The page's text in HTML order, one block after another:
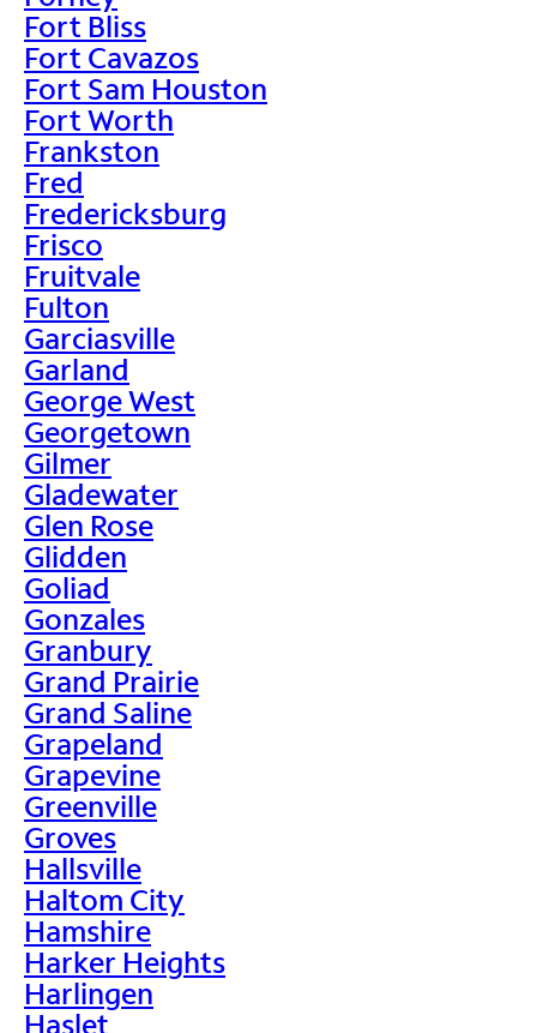
Fort Bliss
Fort Cavazos
Fort Sam Houston
Fort Worth
Frankston
Fred
Fredericksburg
Frisco
Fruitvale
Fulton
Garciasville
Garland
George West
Georgetown
Gilmer
Gladewater
Glen Rose
Glidden
Goliad
Gonzales
Granbury
Grand Prairie
Grand Saline
Grapeland
Grapevine
Greenville
Groves
Hallsville
Haltom City
Hamshire
Harker Heights
Harlingen
Haslet